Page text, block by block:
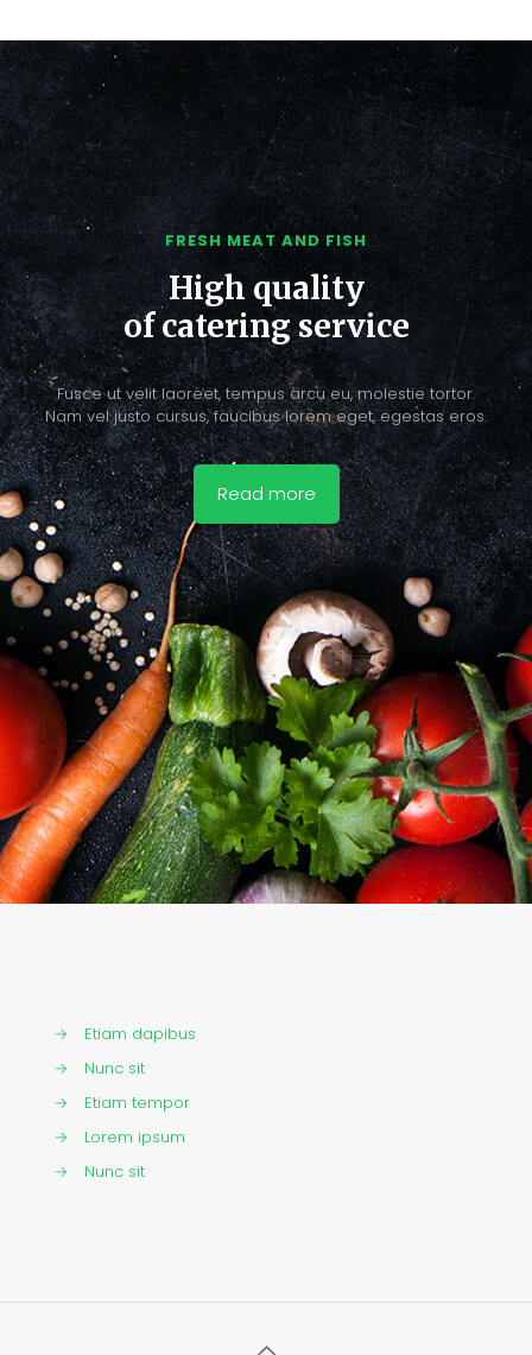
FRESH MEAT AND FISH
High quality
of catering service
Fusce ut velit laoreet, tempus arcu eu, molestie tortor.
Nam vel justo cursus, faucibus lorem eget, egestas eros.
Read more
→
Etiam dapibus
→
Nunc sit
→
Etiam tempor
→
Lorem ipsum
→
Nunc sit